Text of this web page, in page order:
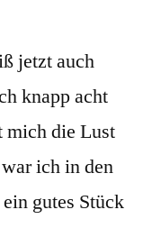
jetzt auch
knapp acht
mich die Lust
ich in den
gutes Stück